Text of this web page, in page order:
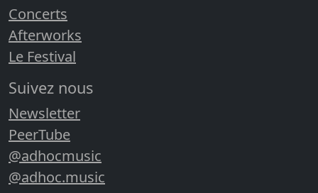
Concerts
Afterworks
Le Festival
Suivez nous
Newsletter
PeerTube
@adhocmusic
@adhoc.music